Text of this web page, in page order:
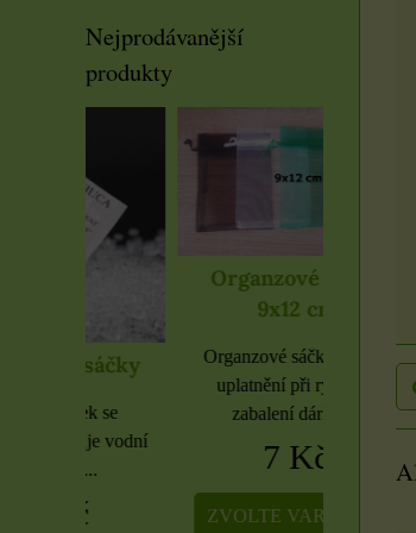
Nejprodávanější
produkty
Organzové sáčky
Organzové sáčky najdou
uplatnění při rychlém
zabalení dárků,...
ZVOLTE VARIANTU